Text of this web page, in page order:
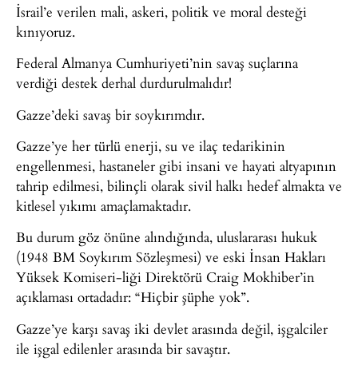
İsrail’e verilen mali, askeri, politik ve moral desteği
kınıyoruz.
Federal Almanya Cumhuriyeti’nin savaş suçlarına
verdiği destek derhal durdurulmalıdır!
Gazze’deki savaş bir soykırımdır.
Gazze’ye her türlü enerji, su ve ilaç tedarikinin
engellenmesi, hastaneler gibi insani ve hayati altyapının
tahrip edilmesi, bilinçli olarak sivil halkı hedef almakta ve
kitlesel yıkımı amaçlamaktadır.
Bu durum göz önüne alındığında, uluslararası hukuk
(1948 BM Soykırım Sözleşmesi) ve eski İnsan Hakları
Yüksek Komiseri-liği Direktörü Craig Mokhiber’in
açıklaması ortadadır: “Hiçbir şüphe yok”.
Gazze’ye karşı savaş iki devlet arasında değil, işgalciler
ile işgal edilenler arasında bir savaştır.